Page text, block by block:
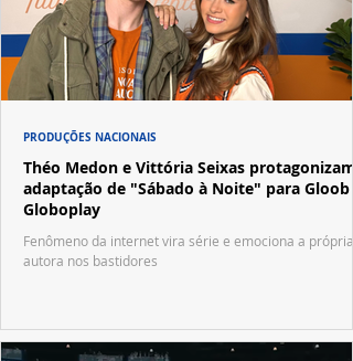
Théo Medon e Vittória Seixas protagonizam
adaptação de "Sábado à Noite" para Gloob e
Globoplay
Fenômeno da internet vira série e emociona a própria
autora nos bastidores
PRODUÇÕES NACIONAIS